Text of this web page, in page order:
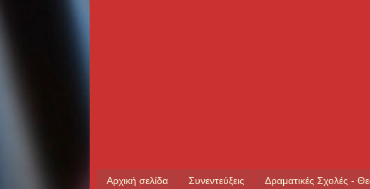
Αρχική σελίδα Συνεντεύξεις Δραματικές Σχολές -